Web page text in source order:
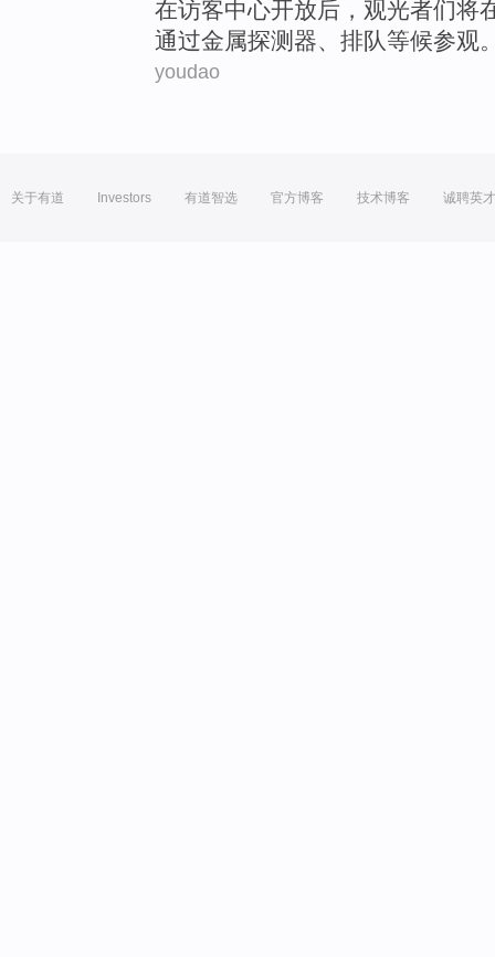
在访客中心开放后， 观光者们将
通过金属探测器、 排队等候参观
youdao
关于有道 Investors 有道智选 官方博客 技术博客 诚聘英才